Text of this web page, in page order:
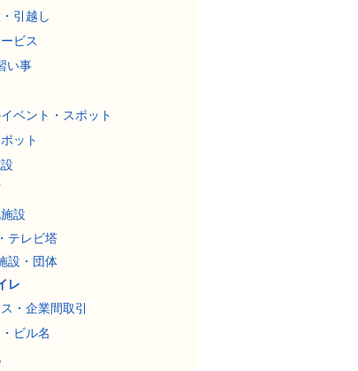
引越し
ビス
い事
ベント・スポット
ット
設
テレビ塔
設・団体
レ
・企業間取引
ビル名